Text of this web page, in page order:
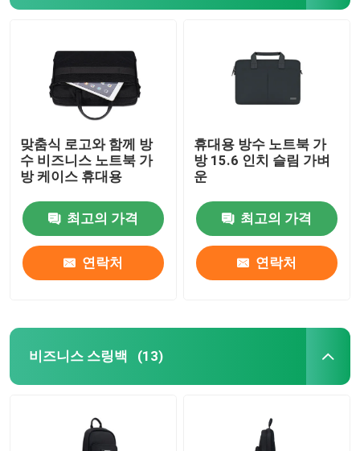
맞춤식 로고와 함께 방
수 비즈니스 노트북 가
방 케이스 휴대용
최고의 가격
연락처
휴대용 방수 노트북 가
방 15.6 인치 슬림 가벼
운
최고의 가격
연락처
비즈니스 스링백 (13)